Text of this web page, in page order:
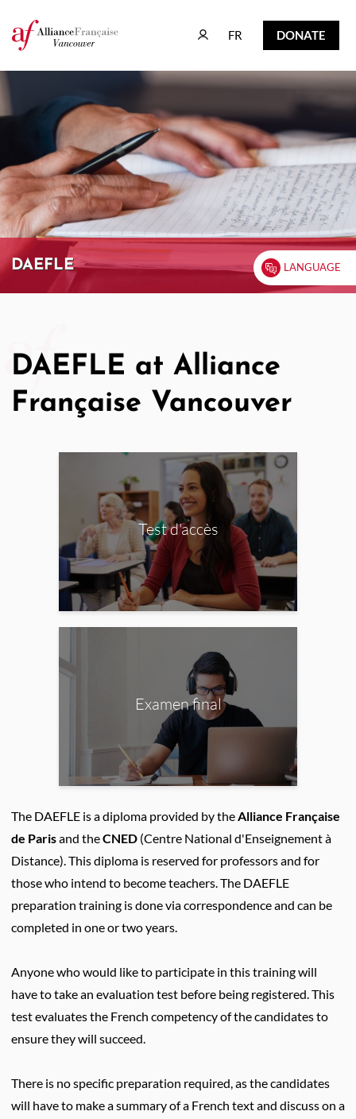
FR
FR DONATE
DONATE
DAEFLE LANGUAGE
DAEFLE at Alliance
Française Vancouver
Test d'accès
Examen final
The DAEFLE is a diploma provided by theAlliance Française
de Parisand theCNED (Centre National d'Enseignement à
Distance). This diploma is reserved for professors and for
those who intend to become teachers. The DAEFLE
preparation training is done via correspondence and can be
completed in one or two years.
Anyone who would like to participate in this training will
have to take an evaluation test before being registered. This
test evaluates the French competency of the candidates to
ensure they will succeed.
There is no specific preparation required, as the candidates
will have to make a summary of a French text and discuss on a